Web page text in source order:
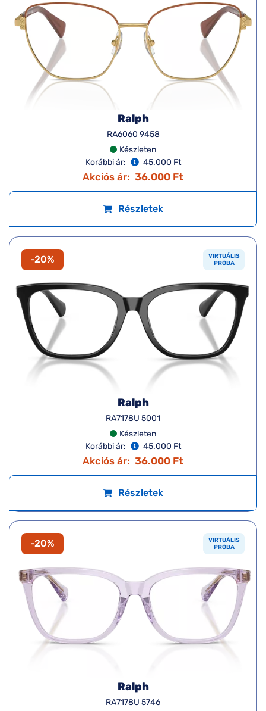
Ralph
RA6060 9458
Készleten
Korábbi ár:
45.000 Ft
Akciós ár: 36.000 Ft
Részletek
-20%
VIRTUÁLIS
PRÓBA
Ralph
RA7178U 5001
Készleten
Korábbi ár:
45.000 Ft
Akciós ár: 36.000 Ft
Részletek
-20%
VIRTUÁLIS
PRÓBA
Ralph
RA7178U 5746